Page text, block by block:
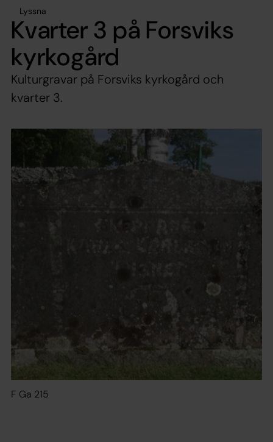
Lyssna
Kvarter 3 på Forsviks
kyrkogård
Kulturgravar på Forsviks kyrkogård och
kvarter 3.
F Ga 215